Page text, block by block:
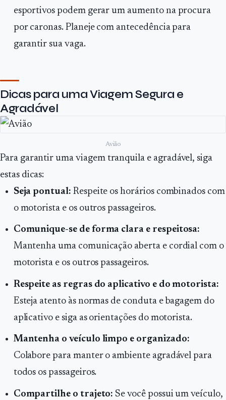
esportivos podem gerar um aumento na procura
por caronas. Planeje com antecedência para
garantir sua vaga.
Dicas para uma Viagem Segura e
Agradável
Avião
Para garantir uma viagem tranquila e agradável, siga
estas dicas:
Seja pontual: Respeite os horários combinados com
o motorista e os outros passageiros.
Comunique-se de forma clara e respeitosa:
Mantenha uma comunicação aberta e cordial com o
motorista e os outros passageiros.
Respeite as regras do aplicativo e do motorista:
Esteja atento às normas de conduta e bagagem do
aplicativo e siga as orientações do motorista.
Mantenha o veículo limpo e organizado:
Colabore para manter o ambiente agradável para
todos os passageiros.
Compartilhe o trajeto: Se você possui um veículo,